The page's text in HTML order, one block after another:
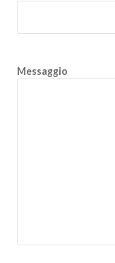
Messaggio